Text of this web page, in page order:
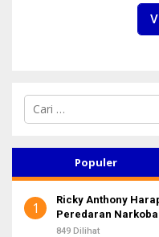
C
i
n
u
k
Populer
1
Ricky Anthony
Peredaran
849 Dilihat